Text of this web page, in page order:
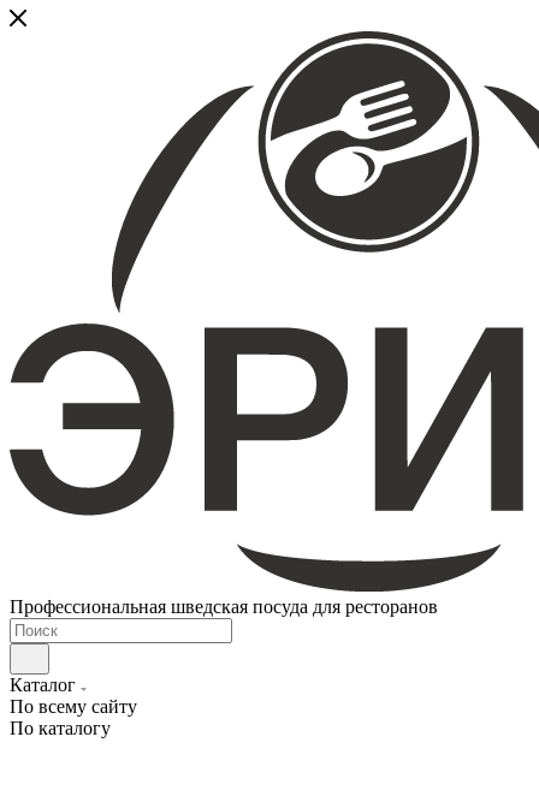
Профессиональная шведская посуда для ресторанов
Каталог
По всему сайту
По каталогу